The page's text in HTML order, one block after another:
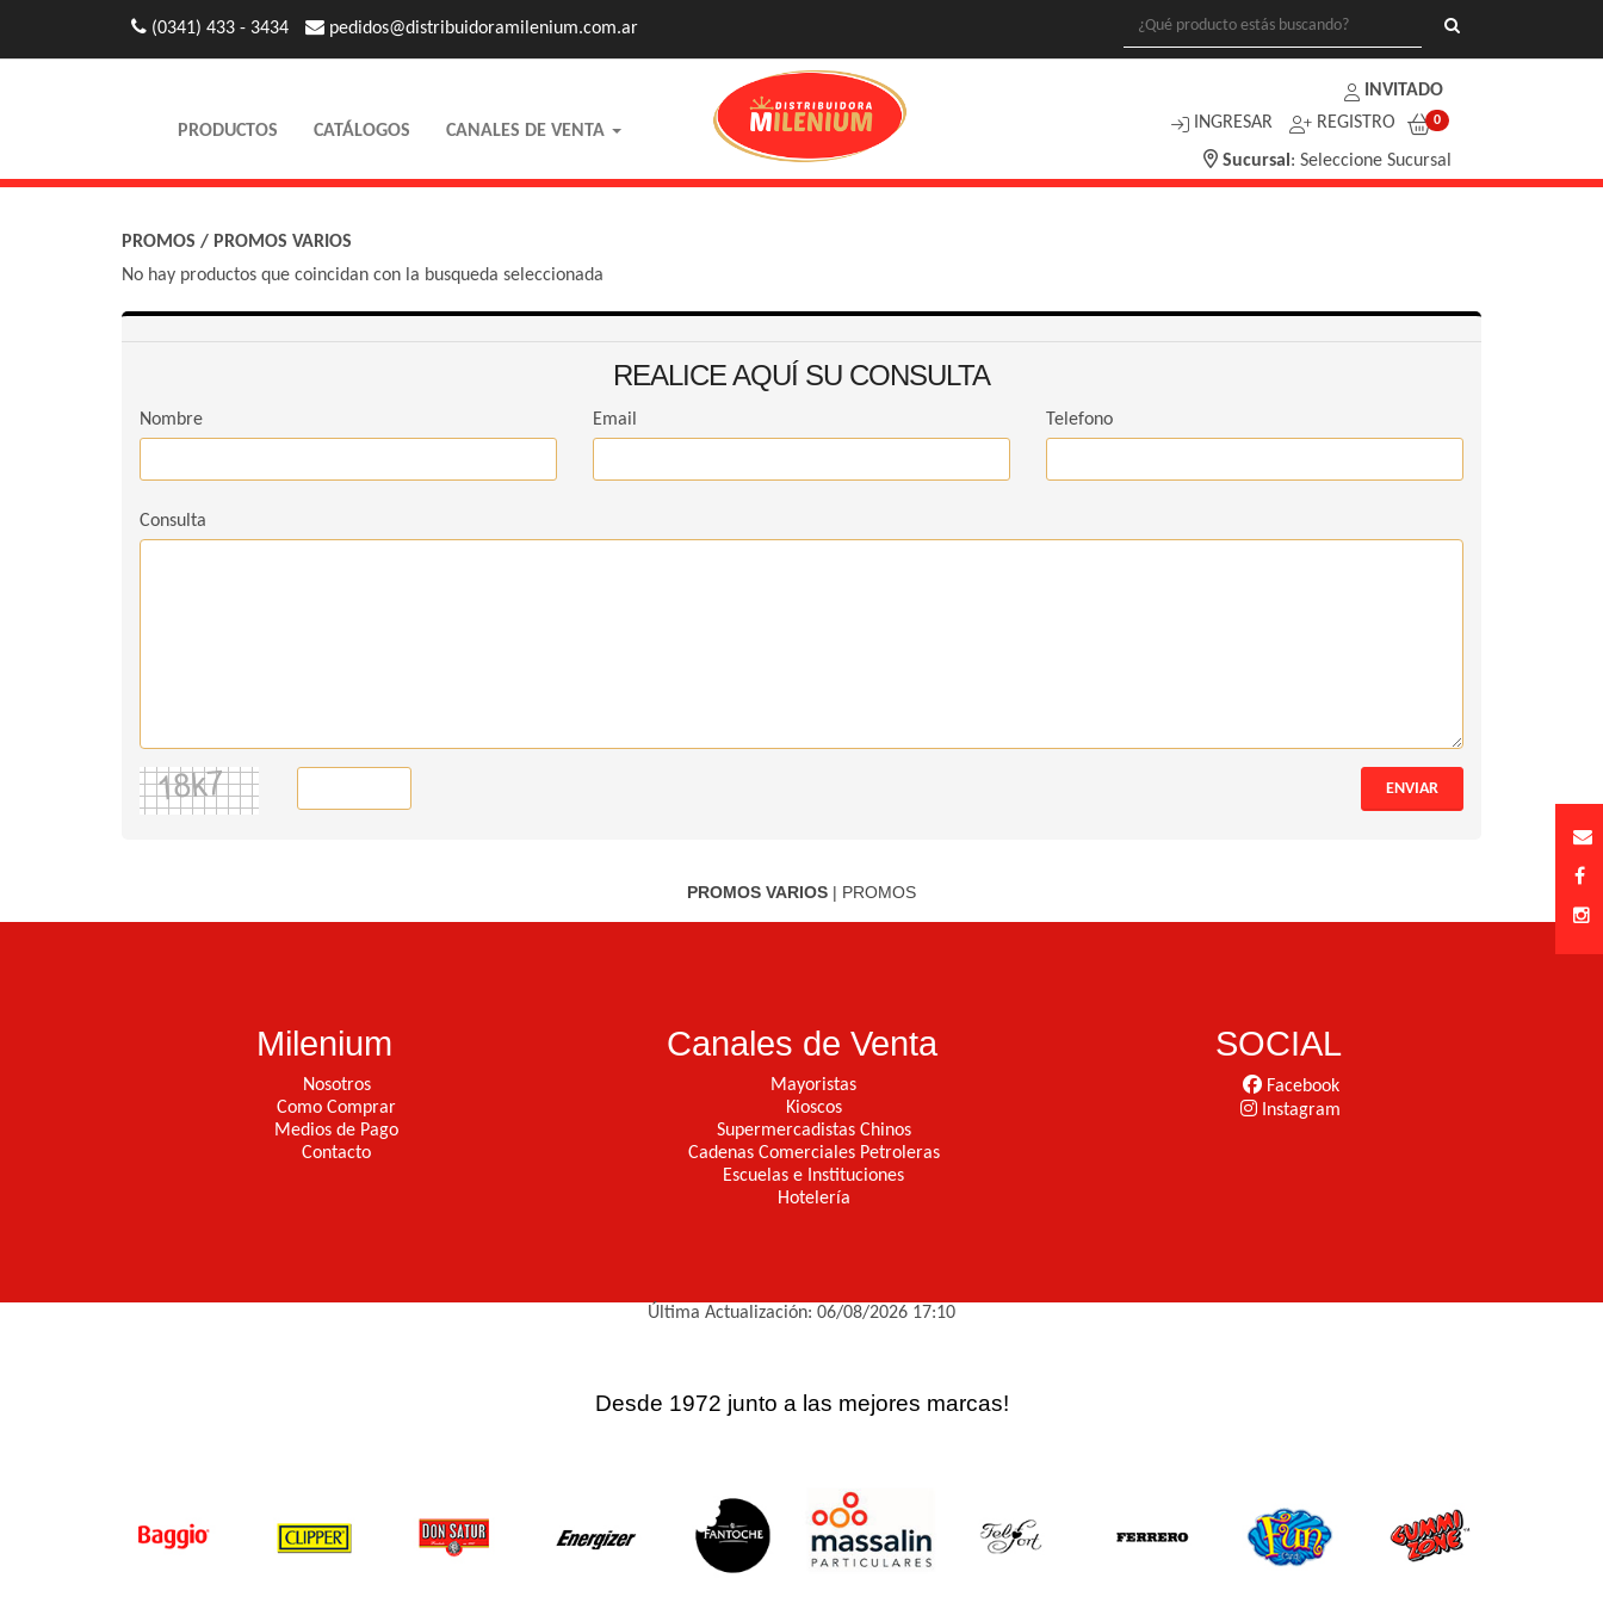
(0341) 433 - 3434 pedidos@distribuidoramilenium.com.ar
INVITADO
INGRESAR
REGISTRO
Sucursal :Seleccione Sucursal
0
PRODUCTOS CATÁLOGOS CANALES DE VENTA
PROMOS / PROMOS VARIOS
No hay productos que coincidan con la busqueda seleccionada
REALICE AQUÍ SU CONSULTA
Nombre Email Telefono
Consulta
ENVIAR
PROMOS VARIOS | PROMOS
Milenium
Nosotros
Como Comprar
Medios de Pago
Contacto
Canales de Venta
Mayoristas
Kioscos
Supermercadistas Chinos
Cadenas Comerciales Petroleras
Escuelas e Instituciones
Hotelería
SOCIAL
Facebook
Instagram
Última Actualización: 06/08/2026 17:10
Desde 1972 junto a las mejores marcas!